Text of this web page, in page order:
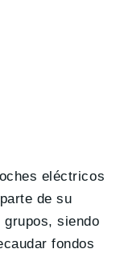
eléctricos
de su
siendo
fondos